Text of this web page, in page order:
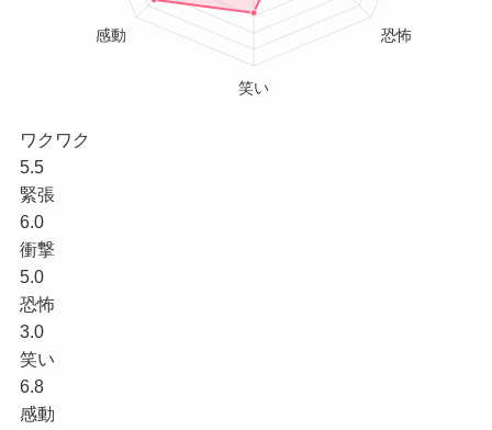
ワクワク
5.5
緊張
6.0
衝撃
5.0
恐怖
3.0
笑い
6.8
感動